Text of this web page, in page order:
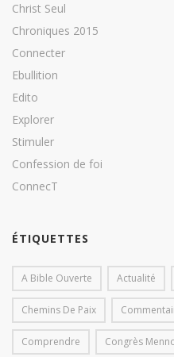
Christ Seul
Chroniques 2015
Connecter
Ebullition
Edito
Explorer
Stimuler
Confession de foi
ConnecT
ÉTIQUETTES
A Bible Ouverte Actualité
Chemins De Paix
Comprendre Congrès